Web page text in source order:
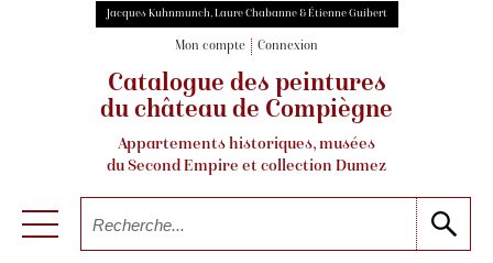
Jacques Kuhnmunch, Laure Chabanne & Étienne Guibert
Mon compte Connexion
Catalogue des peintures
du château de Compiègne
Appartements historiques, musées
du Second Empire et collection Dumez